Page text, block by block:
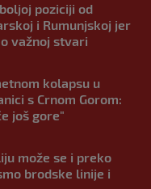
poziciji od
i Rumunjskoj jer
važnoj stvari
kolapsu u
s Crnom Gorom:
još gore"
može se i preko
brodske linije i